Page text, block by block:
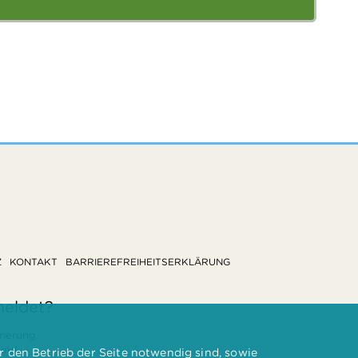
KONTAKT BARRIEREFREIHEITSERKLÄRUNG
den Betrieb der Seite notwendig sind, sowie